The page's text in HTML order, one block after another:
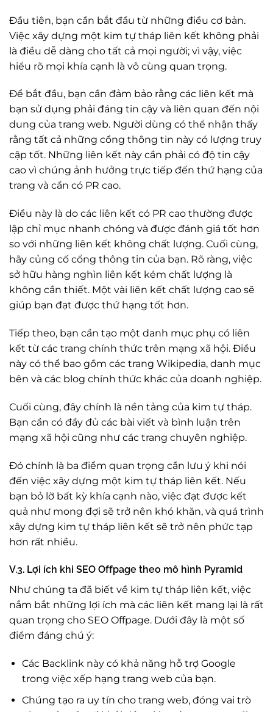
Đầu tiên, bạn cần bắt đầu từ những điều cơ bản.
Việc xây dựng một kim tự tháp liên kết không phải
là điều dễ dàng cho tất cả mọi người; vì vậy, việc
hiểu rõ mọi khía cạnh là vô cùng quan trọng.
Để bắt đầu, bạn cần đảm bảo rằng các liên kết mà
bạn sử dụng phải đáng tin cậy và liên quan đến nội
dung của trang web. Người dùng có thể nhận thấy
rằng tất cả những cổng thông tin này có lượng truy
cập tốt. Những liên kết này cần phải có độ tin cậy
cao vì chúng ảnh hưởng trực tiếp đến thứ hạng của
trang và cần có PR cao.
Điều này là do các liên kết có PR cao thường được
lập chỉ mục nhanh chóng và được đánh giá tốt hơn
so với những liên kết không chất lượng. Cuối cùng,
hãy củng cố cổng thông tin của bạn. Rõ ràng, việc
sở hữu hàng nghìn liên kết kém chất lượng là
không cần thiết. Một vài liên kết chất lượng cao sẽ
giúp bạn đạt được thứ hạng tốt hơn.
Tiếp theo, bạn cần tạo một danh mục phụ có liên
kết từ các trang chính thức trên mạng xã hội. Điều
này có thể bao gồm các trang Wikipedia, danh mục
bên và các blog chính thức khác của doanh nghiệp.
Cuối cùng, đây chính là nền tảng của kim tự tháp.
Bạn cần có đầy đủ các bài viết và bình luận trên
mạng xã hội cũng như các trang chuyên nghiệp.
Đó chính là ba điểm quan trọng cần lưu ý khi nói
đến việc xây dựng một kim tự tháp liên kết. Nếu
bạn bỏ lỡ bất kỳ khía cạnh nào, việc đạt được kết
quả như mong đợi sẽ trở nên khó khăn, và quá trình
xây dựng kim tự tháp liên kết sẽ trở nên phức tạp
hơn rất nhiều.
V.3. Lợi ích khi SEO Offpage theo mô hình Pyramid
Như chúng ta đã biết về kim tự tháp liên kết, việc
nắm bắt những lợi ích mà các liên kết mang lại là rất
quan trọng cho SEO Offpage. Dưới đây là một số
điểm đáng chú ý:
Các Backlink này có khả năng hỗ trợ Google
trong việc xếp hạng trang web của bạn.
Chúng tạo ra uy tín cho trang web, đóng vai trò